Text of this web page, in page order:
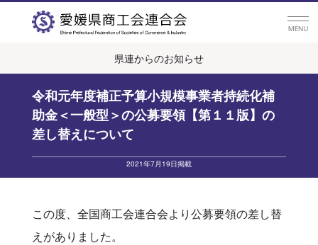
県連からのお知らせ
令和元年度補正予算小規模事業者持続化補
助金＜一般型＞の公募要領【第１１版】の
差し替えについて
2021年7月19日掲載
この度、全国商工会連合会より公募要領の差し替
えがありました。